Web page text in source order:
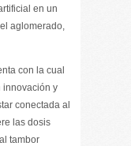
en un
aglomerado,
con la cual
innovación y
conectada al
las dosis
tambor